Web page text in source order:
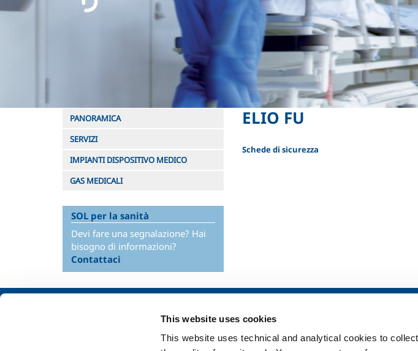
This website uses cookies
This website uses technical and analytical cookies to
ELIO FU
Schede di sicurezza
PANORAMICA
SERVIZI
IMPIANTI DISPOSITIVO MEDICO
GAS MEDICALI
SOL per la sanità
Devi fare una segnalazione? Hai
bisogno di informazioni?
Contattaci
Metal Production
Servizi